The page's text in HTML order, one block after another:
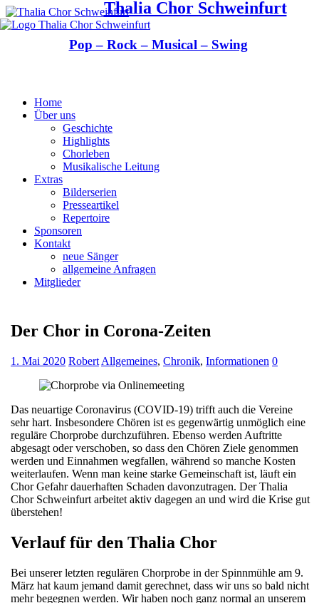
Thalia Chor Schweinfurt
Pop – Rock – Musical – Swing
Home
Über uns
Geschichte
Highlights
Chorleben
Musikalische Leitung
Extras
Bilderserien
Presseartikel
Repertoire
Sponsoren
Kontakt
neue Sänger
allgemeine Anfragen
Mitglieder
Der Chor in Corona-Zeiten
1. Mai 2020 Robert Allgemeines, Chronik, Informationen 0
Das neuartige Coronavirus (COVID-19) trifft auch die Vereine
sehr hart. Insbesondere Chören ist es gegenwärtig unmöglich eine
reguläre Chorprobe durchzuführen. Ebenso werden Auftritte
abgesagt oder verschoben, so dass den Chören Ziele genommen
werden und Einnahmen wegfallen, während so manche Kosten
weiterlaufen. Wenn man keine starke Gemeinschaft ist, läuft ein
Chor Gefahr dauerhaften Schaden davonzutragen. Der Thalia
Chor Schweinfurt arbeitet aktiv dagegen an und wird die Krise gut
überstehen!
Verlauf für den Thalia Chor
Bei unserer letzten regulären Chorprobe in der Spinnmühle am 9.
März hat kaum jemand damit gerechnet, dass wir uns so bald nicht
mehr begegnen werden. Wir haben noch ganz normal an unserem